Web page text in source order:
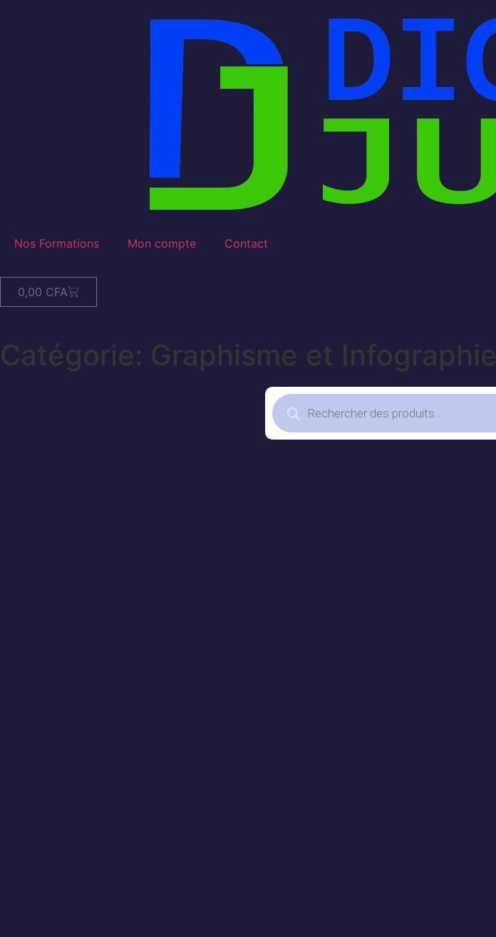
Nos Formations Mon compte Contact
0,00 CFA
Catégorie: Graphisme et Infographie